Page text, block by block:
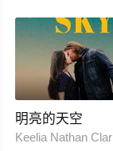
明亮的天空
Keelia Nathan